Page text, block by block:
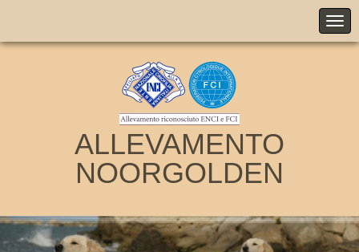
ALLEVAMENTO
NOORGOLDEN